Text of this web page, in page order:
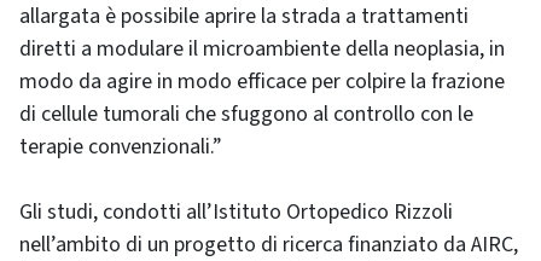
allargata è possibile aprire la strada a trattamenti
diretti a modulare il microambiente della neoplasia, in
modo da agire in modo efficace per colpire la frazione
di cellule tumorali che sfuggono al controllo con le
terapie convenzionali.”
Gli studi, condotti all’Istituto Ortopedico Rizzoli
nell’ambito di un progetto di ricerca finanziato da AIRC,